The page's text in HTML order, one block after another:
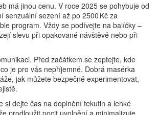
má jinou cenu. V roce 2025 se pohybuje od
senzuální sezení až po 2500 Kč za
program. Vždy se podívejte na balíčky –
slevu při opakované návštěvě nebo při
Před začátkem se zeptejte, kde
je pro vás nepříjemné. Dobrá masérka
jak můžete bezpečně experimentovat,
si dejte čas na doplnění tekutin a lehké
prodloužit pocit uvolnění a minimalizuje